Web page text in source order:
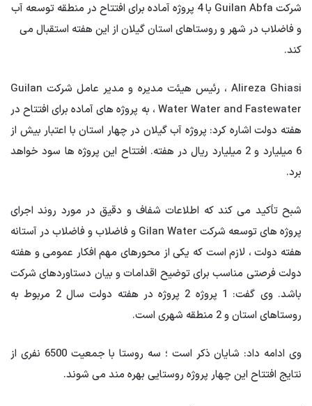
شرکت Guilan Abfa با 4 پروژه آماده برای افتتاح در منطقه توسعه آب
و فاضلاب در شهر و روستاهای استان گیلان از این هفته استقبال می
کند.
Alireza Ghiasi ، رئیس هیئت مدیره و مدیر عامل شرکت Guilan
Water Water and Fastewater ، به پروژه های آماده برای افتتاح در
هفته دولت اشاره کرد: پروژه آب گیلان در چهار استان با اعتبار بیش از
6 میلیارد و 2 میلیارد ریال در هفته. افتتاح این پروژه ها سود خواهد
برد.
شبح تأکید می کند که اطلاعات شفاف و دقیق در مورد روند اجرای
پروژه های توسعه شرکت Gilan Water و فاضلاب و فاضلاب در آستانه
هفته دولت ، لازم است که یکی از محورهای مهم افکار عمومی و هفته
دولت فرصتی مناسب برای توضیح اقدامات و بیان دستاوردهای شرکت
باشد. وی گفت: 1 پروژه 2 پروژه در هفته دولت سال 2 مربوط به
روستاهای استان و 2 منطقه شهری است.
وی ادامه داد: شایان ذکر است ؛ سه روستا با جمعیت 6500 نفری از
نتایج افتتاح این چهار پروژه روستایی بهره مند می شوند.